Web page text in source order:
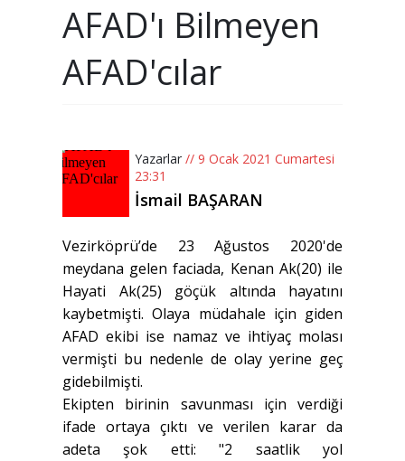
AFAD'ı Bilmeyen
AFAD'cılar
Yazarlar // 9 Ocak 2021 Cumartesi
23:31
İsmail BAŞARAN
Vezirköprü’de 23 Ağustos 2020'de
meydana gelen faciada, Kenan Ak(20) ile
Hayati Ak(25) göçük altında hayatını
kaybetmişti. Olaya müdahale için giden
AFAD ekibi ise namaz ve ihtiyaç molası
vermişti bu nedenle de olay yerine geç
gidebilmişti.
Ekipten birinin savunması için verdiği
ifade ortaya çıktı ve verilen karar da
adeta şok etti: "2 saatlik yol